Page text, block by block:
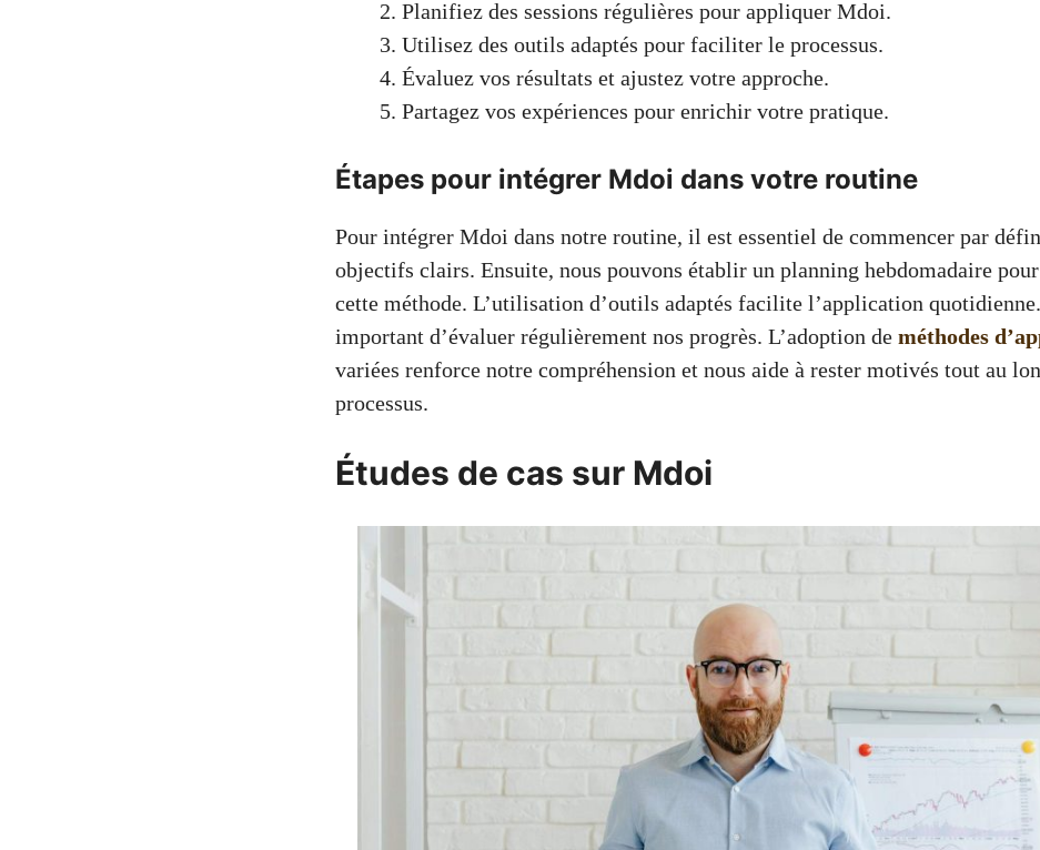
Planifiez des sessions régulières pour appliquer Mdoi.
Utilisez des outils adaptés pour faciliter le processus.
Évaluez vos résultats et ajustez votre approche.
Partagez vos expériences pour enrichir votre pratique.
Étapes pour intégrer Mdoi dans votre routine
Pour intégrer Mdoi dans notre routine, il est essentiel de commencer par
objectifs clairs. Ensuite, nous pouvons établir un planning hebdomadaire
cette méthode. L’utilisation d’outils adaptés facilite l’application
important d’évaluer régulièrement nos progrès. L’adoption de méthodes
variées renforce notre compréhension et nous aide à rester motivés tout au
processus.
Études de cas sur Mdoi